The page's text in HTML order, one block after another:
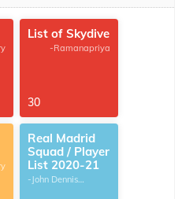
List of Skydive
-Ramanapriya
30
Real Madrid
Squad / Player
List 2020-21
-John Dennis